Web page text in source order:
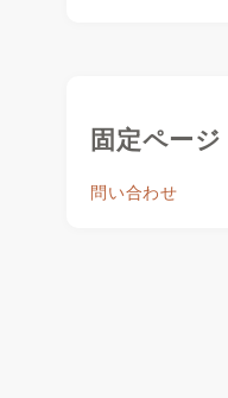
固定ページ
問い合わせ